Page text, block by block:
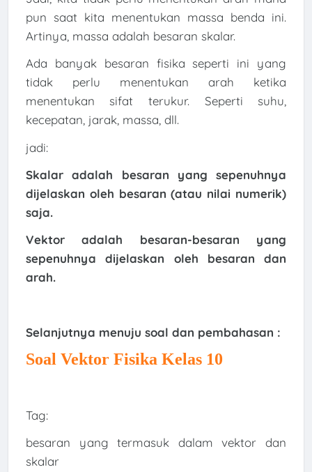
pun saat kita menentukan massa benda ini.
Artinya, massa adalah besaran skalar.
Ada banyak besaran fisika seperti ini yang
tidak perlu menentukan arah ketika
menentukan sifat terukur. Seperti suhu,
kecepatan, jarak, massa, dll.
jadi:
Skalar adalah besaran yang sepenuhnya
dijelaskan oleh besaran (atau nilai numerik)
saja.
Vektor adalah besaran-besaran yang
sepenuhnya dijelaskan oleh besaran dan
arah.
Selanjutnya menuju soal dan pembahasan :
Soal Vektor Fisika Kelas 10
Tag:
besaran yang termasuk dalam vektor dan
skalar